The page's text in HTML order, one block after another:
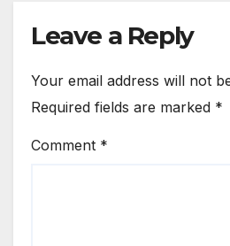
Leave a Reply
Your email address will not
Required fields are marked *
Comment *